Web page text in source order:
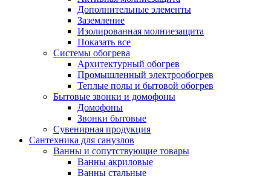
Дополнительные элементы
Заземление
Изолированная молниезащита
Показать все
Системы обогрева
Архитектурный обогрев
Промышленный электрообогрев
Теплые полы и бытовой обогрев
Бытовые звонки и домофоны
Домофоны
Звонки бытовые
Сувенирная продукция
Сантехника для санузлов
Ванны и сопутствующие товары
Ванны акриловые
Ванны стальные